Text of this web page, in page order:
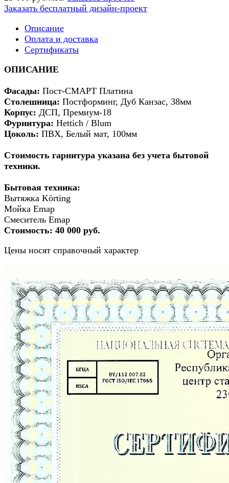
Заказать бесплатный дизайн-проект
Описание
Оплата и доставка
Сертификаты
ОПИСАНИЕ
Фасады: Пост-СМАРТ Платина
Столешница: Постформинг, Дуб Канзас, 38мм
Корпус: ДСП, Премиум-18
Фурнитура: Hettich / Blum
Цоколь: ПВХ, Белый мат, 100мм
Стоимость гарнитура указана без учета бытовой
техники.
Бытовая техника:
Вытяжка Körting
Мойка Emap
Смеситель Emap
Стоимость: 40 000 руб.
Цены носят справочный характер